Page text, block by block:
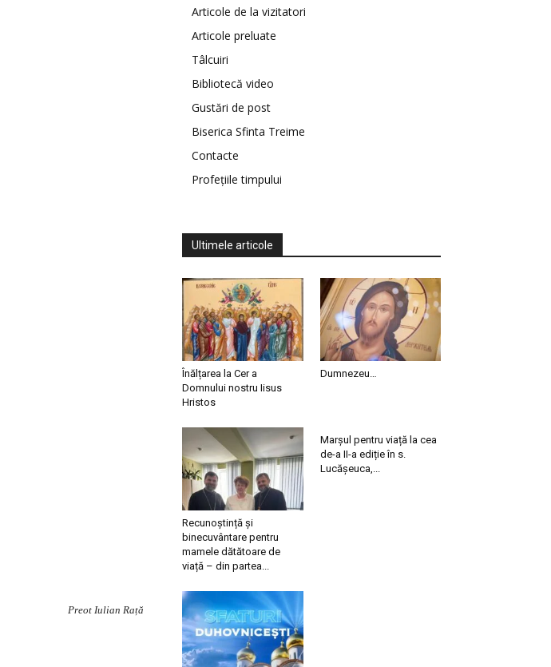
Preot Iulian Rață
Articole de la vizitatori
Articole preluate
Tâlcuiri
Bibliotecă video
Gustări de post
Biserica Sfinta Treime
Contacte
Profețiile timpului
Ultimele articole
Înălțarea la Cer a
Domnului nostru Iisus
Hristos
Dumnezeu…
Recunoștință și
binecuvântare pentru
mamele dătătoare de
viață – din partea...
Marșul pentru viață la cea
de-a II-a ediție în s.
Lucășeuca,...